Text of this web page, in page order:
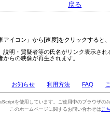
戻る
アイコン」から[速度]をクリックすると
説明・質疑者等の氏名がリンク表示さ
らの映像が再生されます。
お知らせ 利用方法 FAQ
を使用しています。ご使用中のブラウザの
このホームページに関するお問い合わせは こ